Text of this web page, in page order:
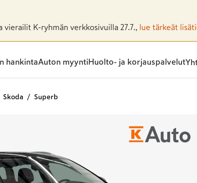
vierailit K-ryhmän verkkosivuilla 27.7., lue tärkeät
hankintaAuton myynti Huolto- ja korjauspalvelut
Skoda Superb